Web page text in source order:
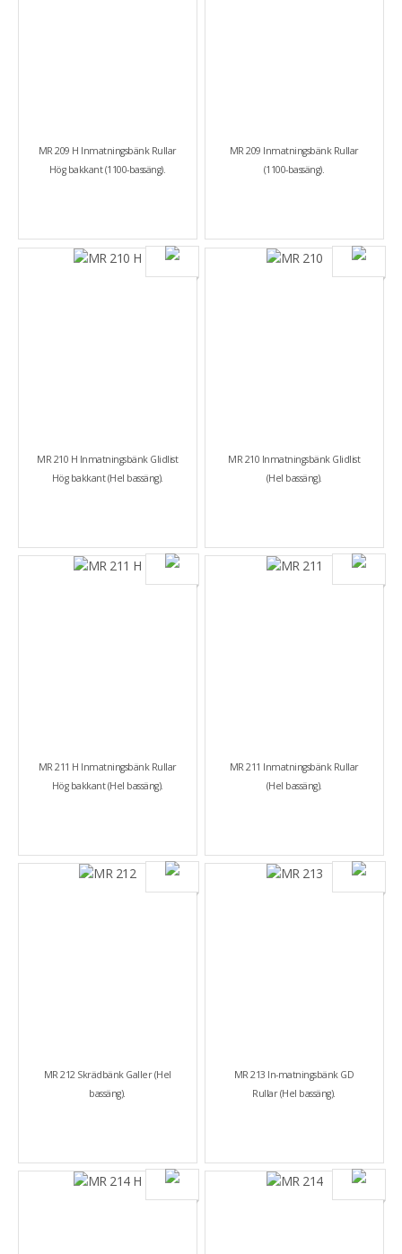
MR 209 H Inmatningsbänk Rullar
Hög bakkant (1100-bassäng).
MR 209 Inmatningsbänk Rullar
(1100-bassäng).
MR 210 H Inmatningsbänk Glidlist
Hög bakkant (Hel bassäng).
MR 210 Inmatningsbänk Glidlist
(Hel bassäng).
MR 211 H Inmatningsbänk Rullar
Hög bakkant (Hel bassäng).
MR 211 Inmatningsbänk Rullar
(Hel bassäng).
MR 212 Skrädbänk Galler (Hel
bassäng).
MR 213 In-matningsbänk GD
Rullar (Hel bassäng).